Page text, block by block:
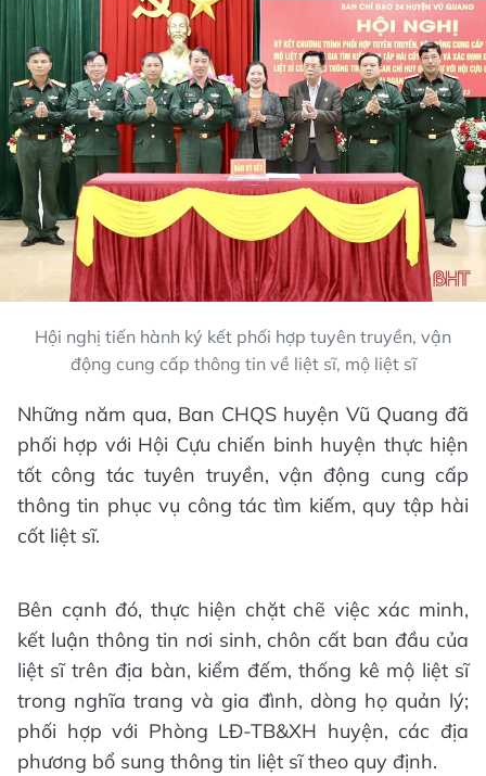
Hội nghị tiến hành ký kết phối hợp tuyên truyền, vận
động cung cấp thông tin về liệt sĩ, mộ liệt sĩ
Những năm qua, Ban CHQS huyện Vũ Quang đã
phối hợp với Hội Cựu chiến binh huyện thực hiện
tốt công tác tuyên truyền, vận động cung cấp
thông tin phục vụ công tác tìm kiếm, quy tập hài
cốt liệt sĩ.
Bên cạnh đó, thực hiện chặt chẽ việc xác minh,
kết luận thông tin nơi sinh, chôn cất ban đầu của
liệt sĩ trên địa bàn, kiểm đếm, thống kê mộ liệt sĩ
trong nghĩa trang và gia đình, dòng họ quản lý;
phối hợp với Phòng LĐ-TB&XH huyện, các địa
phương bổ sung thông tin liệt sĩ theo quy định.